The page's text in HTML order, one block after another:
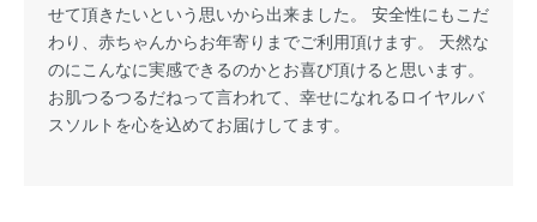
せて頂きたいという思いから出来ました。 安全性にもこだ
わり、赤ちゃんからお年寄りまでご利用頂けます。 天然な
のにこんなに実感できるのかとお喜び頂けると思います。
お肌つるつるだねって言われて、幸せになれるロイヤルバ
スソルトを心を込めてお届けしてます。